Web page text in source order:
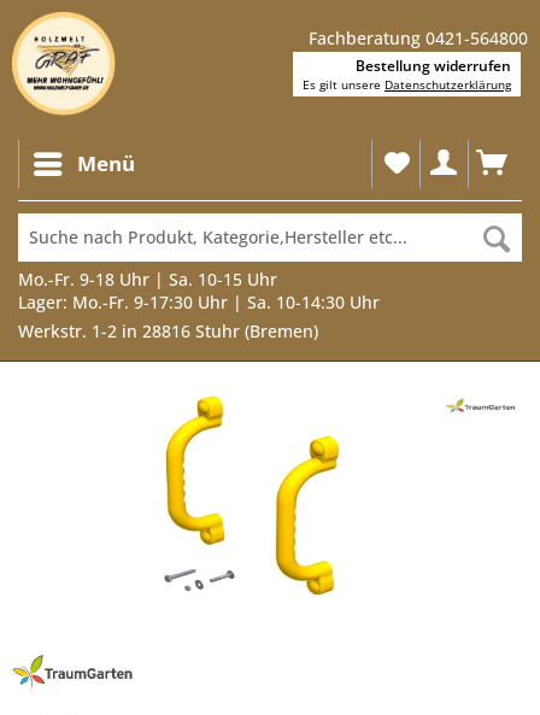
Fachberatung 0421-564800
Menü
Mo.-Fr. 9-18 Uhr | Sa. 10-15 Uhr
Lager: Mo.-Fr. 9-17:30 Uhr | Sa. 10-14:30 Uhr
Werkstr. 1-2 in 28816 Stuhr (Bremen)
Bestellung widerrufen
Es gilt unsere Datenschutzerklärung